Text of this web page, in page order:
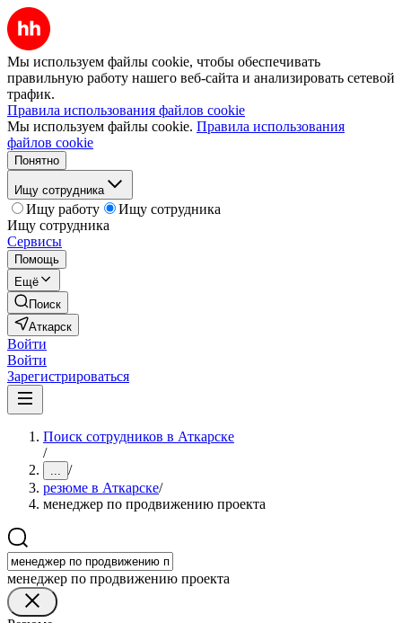
Мы используем файлы cookie, чтобы обеспечивать
правильную работу нашего веб-сайта и анализировать сетевой
трафик.
Правила использования файлов cookie
Мы используем файлы cookie. Правила использования
файлов cookie
Понятно
Ищу сотрудника
Ищу работу
Ищу сотрудника
Ищу сотрудника
Сервисы
Помощь
Ещё
Поиск
Аткарск
Войти
Войти
Зарегистрироваться
Поиск сотрудников в Аткарске
/
... /
резюме в Аткарске/
менеджер по продвижению проекта
менеджер по продвижению проекта